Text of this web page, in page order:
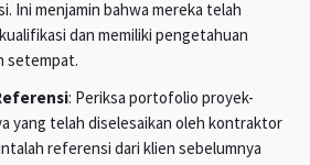
Ini menjamin bahwa mereka telah
dan memiliki pengetahuan
setempat.
: Periksa portofolio proyek-
yang telah diselesaikan oleh kontraktor
referensi dari klien sebelumnya